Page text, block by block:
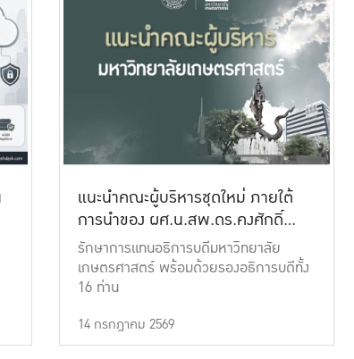
แนะนำคณะผู้บริหารชุดใหม่ ภายใต้
การนำของ ผศ.น.สพ.ดร.คงศักดิ์
เที่ยงธรรม
รักษาการแทนอธิการบดีมหาวิทยาลัย
เกษตรศาสตร์ พร้อมด้วยรองอธิการบดีทั้ง
16 ท่าน
14 กรกฎาคม 2569